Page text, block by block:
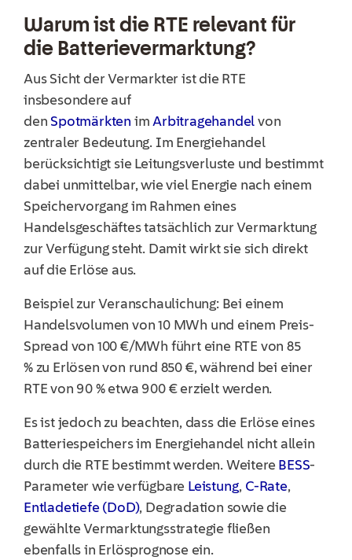
Warum ist die RTE relevant für
die Batterievermarktung?
Aus Sicht der Vermarkter ist die RTE
insbesondere auf
den Spotmärkten im Arbitragehandelvon
zentraler Bedeutung. Im Energiehandel
berücksichtigt sie Leitungsverluste und bestimmt
dabei unmittelbar, wie viel Energie nach einem
Speichervorgang im Rahmen eines
Handelsgeschäftes tatsächlich zur Vermarktung
zur Verfügung steht. Damit wirkt sie sich direkt
auf die Erlöse aus.
Beispiel zur Veranschaulichung: Bei einem
Handelsvolumen von 10 MWh und einem Preis-
Spread von 100 €/MWh führt eine RTE von 85
% zu Erlösen von rund 850 €, während bei einer
RTE von 90 % etwa 900 € erzielt werden.
Es ist jedoch zu beachten, dass die Erlöse eines
Batteriespeichers im Energiehandel nicht allein
durch die RTE bestimmt werden. Weitere BESS-
Parameter wie verfügbare Leistung, C-Rate,
Entladetiefe (DoD), Degradation sowie die
gewählte Vermarktungsstrategie fließen
ebenfalls in Erlösprognose ein.